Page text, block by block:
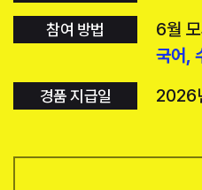
참여 방법
6월
국어,
경품 지급일 2026